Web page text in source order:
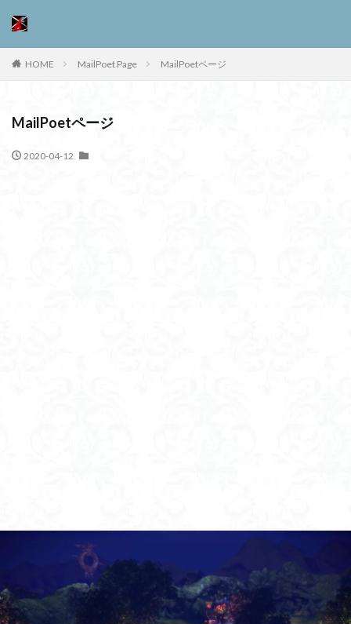
HOME MailPoet Page MailPoetページ
MailPoetページ
2020-04-12